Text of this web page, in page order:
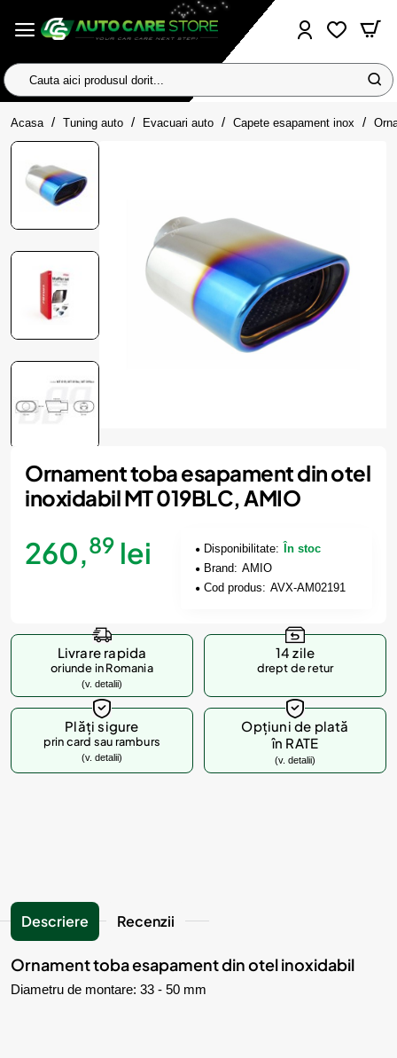
Cauta
aici
produsul
dorit...
Acasa homeTuning auto Evacuari auto Capete esapament inox
Ornament toba esapament din otel
inoxidabil MT 019BLC, AMIO
260,89 lei Disponibilitate:
În stoc
Brand: AMIO
Cod produs: AVX-AM02191
Livrare rapida
oriunde in Romania
(v. detalii)
14 zile
drept de retur
Plăți sigure
prin card sau ramburs
(v. detalii)
Opțiuni de plată
în RATE
(v. detalii)
Descriere Recenzii
Ornament toba esapament din otel inoxidabil
Diametru de montare: 33 - 50 mm